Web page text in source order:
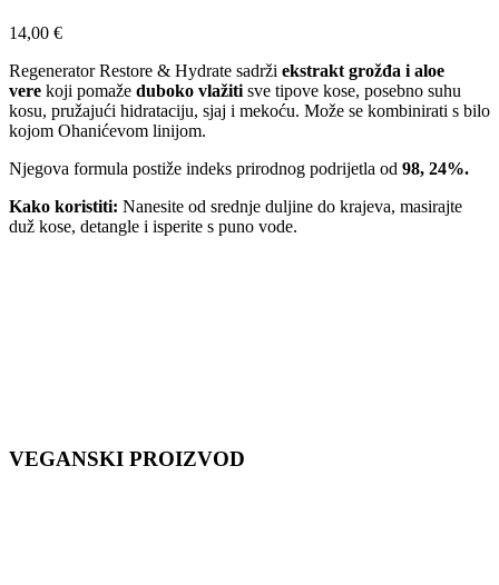
14,00 €
Regenerator Restore & Hydrate sadrži ekstrakt grožđa i aloe
vere koji pomaže duboko vlažiti sve tipove kose, posebno suhu
kosu, pružajući hidrataciju, sjaj i mekoću. Može se kombinirati s bilo
kojom Ohanićevom linijom.
Njegova formula postiže indeks prirodnog podrijetla od 98, 24%.
Kako koristiti: Nanesite od srednje duljine do krajeva, masirajte
duž kose, detangle i isperite s puno vode.
VEGANSKI PROIZVOD